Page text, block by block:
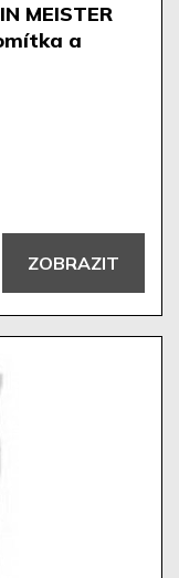
MEISTER
a
ZOBRAZIT